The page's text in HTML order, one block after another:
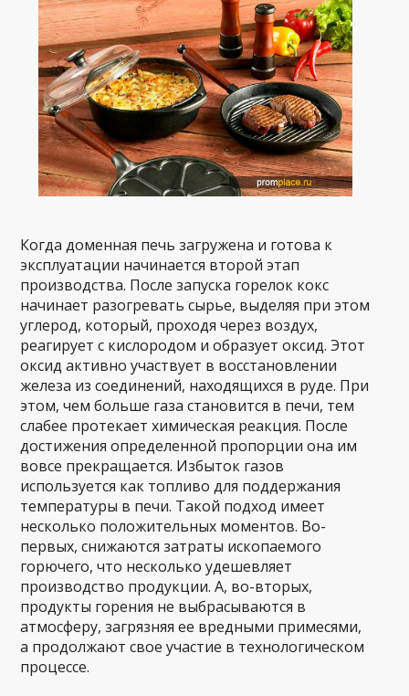
Когда доменная печь загружена и готова к
эксплуатации начинается второй этап
производства. После запуска горелок кокс
начинает разогревать сырье, выделяя при этом
углерод, который, проходя через воздух,
реагирует с кислородом и образует оксид. Этот
оксид активно участвует в восстановлении
железа из соединений, находящихся в руде. При
этом, чем больше газа становится в печи, тем
слабее протекает химическая реакция. После
достижения определенной пропорции она им
вовсе прекращается. Избыток газов
используется как топливо для поддержания
температуры в печи. Такой подход имеет
несколько положительных моментов. Во-
первых, снижаются затраты ископаемого
горючего, что несколько удешевляет
производство продукции. А, во-вторых,
продукты горения не выбрасываются в
атмосферу, загрязняя ее вредными примесями,
а продолжают свое участие в технологическом
процессе.